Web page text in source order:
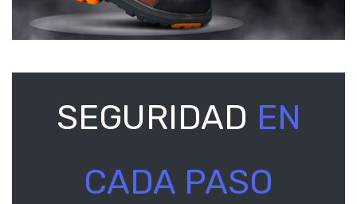
SEGURIDAD EN
CADA PASO